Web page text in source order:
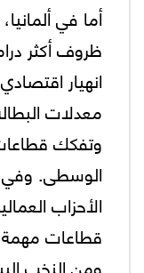
أما في
انهيار
معدلات
وتفكك
الوسطى. وفي
الأحزاب
قطاعات مهمة